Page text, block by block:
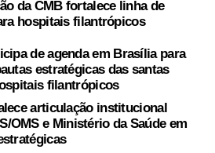
da CMB fortalece linha de
hospitais filantrópicos
de agenda em Brasília para
estratégicas das santas
filantrópicos
articulação institucional
OMS e Ministério da Saúde em